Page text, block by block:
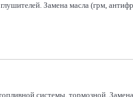
Замена масла (грм,
топливной системы, тормозной.